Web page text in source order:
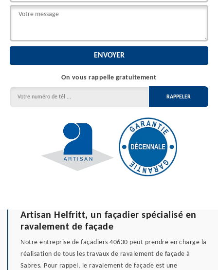
On vous rappelle gratuitement
Artisan Helfritt, un façadier spécialisé en
ravalement de façade
Notre entreprise de façadiers 40630 peut prendre en charge la
réalisation de tous les travaux de ravalement de façade à
Sabres. Pour rappel, le ravalement de façade est une